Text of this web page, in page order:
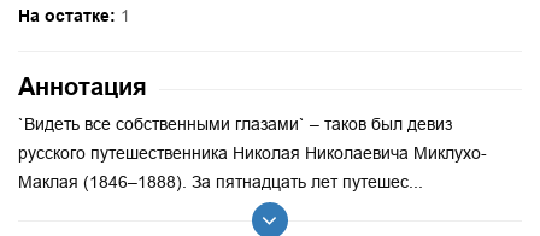
На остатке: 1
Аннотация
`Видеть все собственными глазами` – таков был девиз
русского путешественника Николая Николаевича Миклухо-
Маклая (1846–1888). За пятнадцать лет путешес...